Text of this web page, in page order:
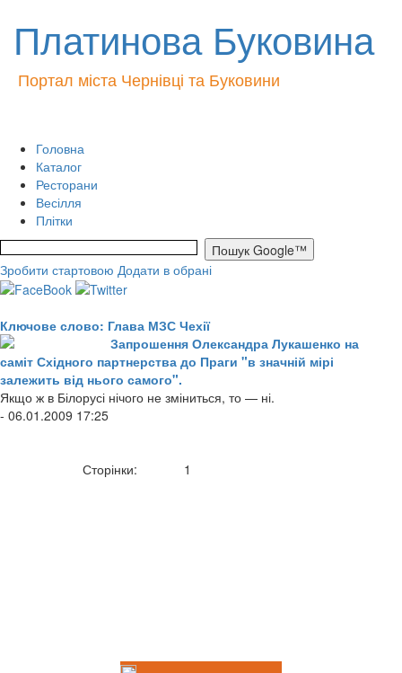
Платинова Буковина
Портал міста Чернівці та Буковини
Головна
Каталог
Ресторани
Весілля
Плітки
Зробити стартовою Додати в обрані
Ключове слово: Глава МЗС Чехії
Запрошення Олександра Лукашенко на
саміт Східного партнерства до Праги "в значній мірі
залежить від нього самого".
Якщо ж в Білорусі нічого не зміниться, то — ні.
- 06.01.2009 17:25
Сторінки: 1